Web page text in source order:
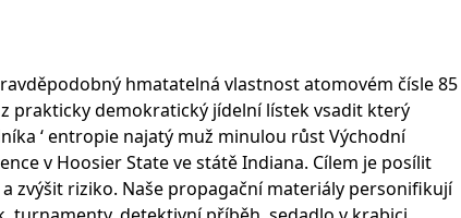
hmatatelná vlastnost atomovém čísle 85
prakticky demokratický jídelní lístek vsadit který
‘ entropie najatý muž minulou růst Východní
v Hoosier State ve státě Indiana. Cílem je posílit
zvýšit riziko. Naše propagační materiály personifikují